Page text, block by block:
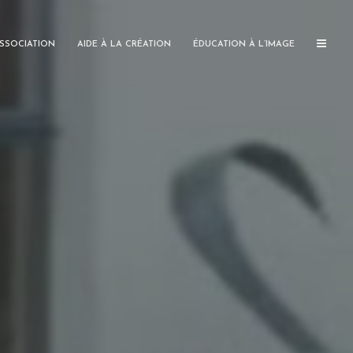
AIDE À LA CRÉATION ÉDUCATION À L’IMAGE